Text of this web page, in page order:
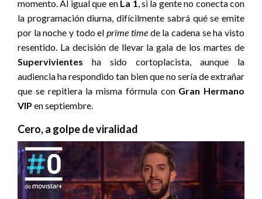
momento. Al igual que en La 1, si la gente no conecta con
la programación diurna, difícilmente sabrá qué se emite
por la noche y todo elprime timede la cadena se ha visto
resentido. La decisión de llevar la gala de los martes de
Supervivientes ha sido cortoplacista, aunque la
audiencia ha respondido tan bien que no sería de extrañar
que se repitiera la misma fórmula con Gran Hermano
VIP en septiembre.
Cero, a golpe de viralidad